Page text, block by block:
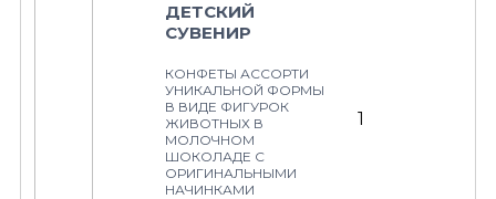
ДЕТСКИЙ
СУВЕНИР
КОНФЕТЫ АССОРТИ
УНИКАЛЬНОЙ ФОРМЫ
В ВИДЕ ФИГУРОК
ЖИВОТНЫХ В
МОЛОЧНОМ
ШОКОЛАДЕ С
ОРИГИНАЛЬНЫМИ
НАЧИНКАМИ
1